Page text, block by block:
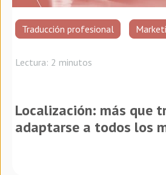
Traducción profesional
Lectura: 2 minutos
Localización: más que
adaptarse a todos los